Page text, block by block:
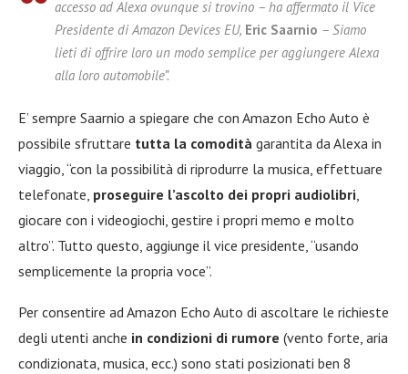
accesso ad Alexa ovunque si trovino – ha affermato il Vice
Presidente di Amazon Devices EU, Eric Saarnio – Siamo
lieti di offrire loro un modo semplice per aggiungere Alexa
alla loro automobile”.
E’ sempre Saarnio a spiegare che con Amazon Echo Auto è
possibile sfruttare tutta la comodità garantita da Alexa in
viaggio, “con la possibilità di riprodurre la musica, effettuare
telefonate, proseguire l’ascolto dei propri audiolibri,
giocare con i videogiochi, gestire i propri memo e molto
altro”. Tutto questo, aggiunge il vice presidente, “usando
semplicemente la propria voce”.
Per consentire ad Amazon Echo Auto di ascoltare le richieste
degli utenti anche in condizioni di rumore (vento forte, aria
condizionata, musica, ecc.) sono stati posizionati ben 8